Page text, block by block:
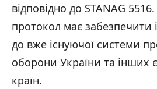
відповідно до STANAG
протокол має забезпечити
до вже існуючої системи
оборони України та інших
країн.